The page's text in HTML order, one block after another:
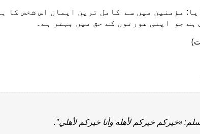
مؤمنین میں سے کامل ترین ایمان اس شخص کا
جو اپنی عورتوں کے حق میں بہتر ہے۔
«خيركم خيركم لأهله وأنا خيركم لأهلي".